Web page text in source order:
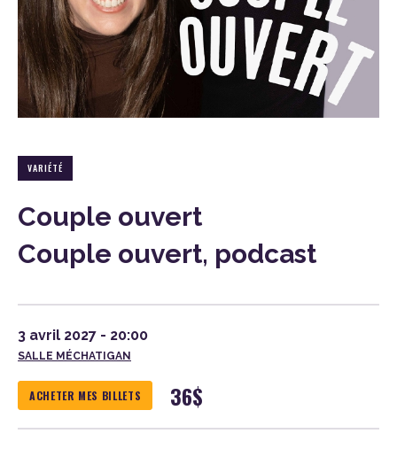
VARIÉTÉ
Couple ouvert
Couple ouvert, podcast
3 avril 2027 - 20:00
SALLE MÉCHATIGAN
ACHETER MES BILLETS 36$